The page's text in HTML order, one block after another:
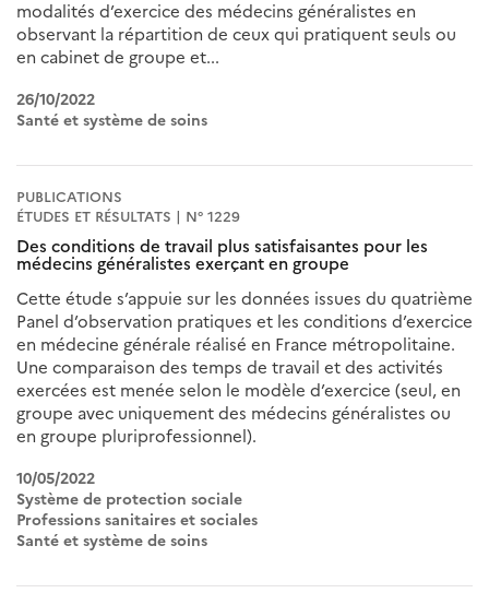
modalités d’exercice des médecins généralistes en
observant la répartition de ceux qui pratiquent seuls ou
en cabinet de groupe et...
26/10/2022
Santé et système de soins
PUBLICATIONS
ÉTUDES ET RÉSULTATS | N° 1229
Des conditions de travail plus satisfaisantes pour les
médecins généralistes exerçant en groupe
Cette étude s’appuie sur les données issues du quatrième
Panel d’observation pratiques et les conditions d’exercice
en médecine générale réalisé en France métropolitaine.
Une comparaison des temps de travail et des activités
exercées est menée selon le modèle d’exercice (seul, en
groupe avec uniquement des médecins généralistes ou
en groupe pluriprofessionnel).
10/05/2022
Système de protection sociale
Professions sanitaires et sociales
Santé et système de soins